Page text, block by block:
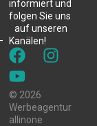
informiert und
folgen Sie uns
auf unseren
Kanälen!
© 2026
Werbeagentur
allinone